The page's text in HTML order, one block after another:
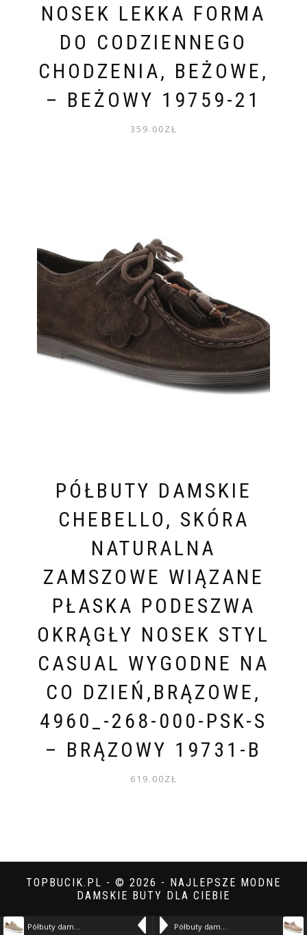
NOSEK LEKKA FORMA
DO CODZIENNEGO
CHODZENIA, BEŻOWE,
– BEŻOWY 19759-21
359.00ZŁ
PÓŁBUTY DAMSKIE
CHEBELLO, SKÓRA
NATURALNA
ZAMSZOWE WIĄZANE
PŁASKA PODESZWA
OKRĄGŁY NOSEK STYL
CASUAL WYGODNE NA
CO DZIEŃ,BRĄZOWE,
4960_-268-000-PSK-S
– BRĄZOWY 19731-B
619.00ZŁ
Półbuty damskie Wasak, ze skóry naturalnej licowej ażurowa cholewka zamek i sznurowanie lekka podeszwa, beżowe, 0812 – beżowy 20052-F Półbuty damskie Ravini, ze skóry naturalnej licowej ażurowa cholewka sznurowanie lekka podeszwa casual, różowe, 2020-1 – różowy 20035-F
TOPBUCIK.PL - © 2026 - NAJLEPSZE MODNE
DAMSKIE BUTY DLA CIEBIE